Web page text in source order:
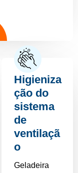
Higieniza
ção do
sistema
de
ventilaçã
o
Geladeira